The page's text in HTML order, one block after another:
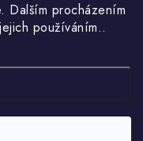
Dalším procházením
používáním..